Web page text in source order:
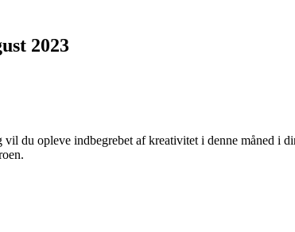
2023
du opleve indbegrebet af kreativitet i denne måned